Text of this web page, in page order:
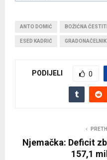
ANTO DOMIĆ BOŽIĆNA
ESED KADRIĆ GRADONAČELNIK
PODIJELI 0
Njemačka: Deficit
157,1